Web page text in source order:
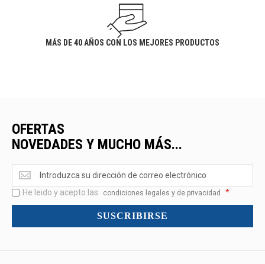
MÁS DE 40 AÑOS CON LOS MEJORES PRODUCTOS
OFERTAS
NOVEDADES Y MUCHO MÁS...
Ofertas
<br>Novedades
y
mucho
He leido y acepto las condiciones legales y de privacidad *
SUSCRIBIRSE